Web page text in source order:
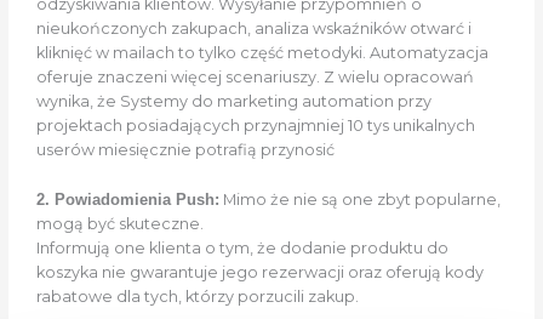
odzyskiwania klientów. Wysyłanie przypomnień o
nieukończonych zakupach, analiza wskaźników otwarć i
kliknięć w mailach to tylko część metodyki. Automatyzacja
oferuje znaczeni więcej scenariuszy. Z wielu opracowań
wynika, że Systemy do marketing automation przy
projektach posiadających przynajmniej 10 tys unikalnych
userów miesięcznie potrafią przynosić
2. Powiadomienia Push: Mimo że nie są one zbyt popularne,
mogą być skuteczne.
Informują one klienta o tym, że dodanie produktu do
koszyka nie gwarantuje jego rezerwacji oraz oferują kody
rabatowe dla tych, którzy porzucili zakup.